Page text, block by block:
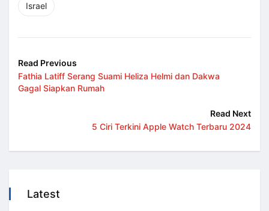
Israel
Read Previous
Fathia Latiff Serang Suami Heliza Helmi dan Dakwa
Gagal Siapkan Rumah
Read Next
5 Ciri Terkini Apple Watch Terbaru 2024
Latest